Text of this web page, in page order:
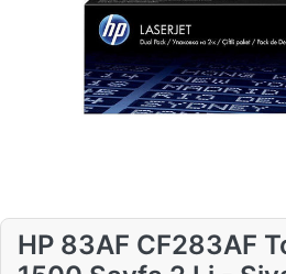
HP 83AF CF283AF